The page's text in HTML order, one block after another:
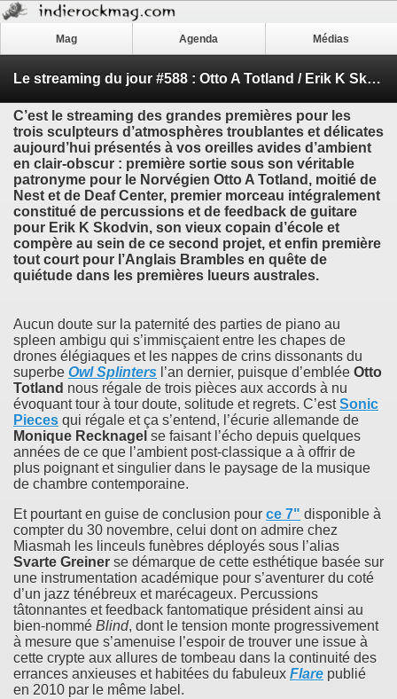
Mag Agenda Médias
Le streaming du jour #588 : Otto A Totland / Erik K Skodvin - ’Harmony From The Past EP’ & Brambles - ’Charcoal’
C’est le streaming des grandes premières pour les
trois sculpteurs d’atmosphères troublantes et délicates
aujourd’hui présentés à vos oreilles avides d’ambient
en clair-obscur : première sortie sous son véritable
patronyme pour le Norvégien Otto A Totland , moitié de
Nest et de Deaf Center, premier morceau intégralement
constitué de percussions et de feedback de guitare
pour Erik K Skodvin, son vieux copain d’école et
compère au sein de ce second projet, et enfin première
tout court pour l’Anglais Brambles en quête de
quiétude dans les premières lueurs australes.
Aucun doute sur la paternité des parties de piano au
spleen ambigu qui s’immisçaient entre les chapes de
drones élégiaques et les nappes de crins dissonants du
superbe Owl Splinters l’an dernier, puisque d’emblée Otto
Totland nous régale de trois pièces aux accords à nu
évoquant tour à tour doute, solitude et regrets. C’estSonic
Pieces qui régale et ça s’entend, l’écurie allemande de
Monique Recknagel se faisant l’écho depuis quelques
années de ce que l’ambient post-classique a à offrir de
plus poignant et singulier dans le paysage de la musique
de chambre contemporaine.
Et pourtant en guise de conclusion pour ce 7" disponible à
compter du 30 novembre, celui dont on admire chez
Miasmah les linceuls funèbres déployés sous l’alias
Svarte Greiner se démarque de cette esthétique basée sur
une instrumentation académique pour s’aventurer du coté
d’un jazz ténébreux et marécageux. Percussions
tâtonnantes et feedback fantomatique président ainsi au
bien-nommé Blind, dont le tension monte progressivement
à mesure que s’amenuise l’espoir de trouver une issue à
cette crypte aux allures de tombeau dans la continuité des
errances anxieuses et habitées du fabuleux Flare publié
en 2010 par le même label.